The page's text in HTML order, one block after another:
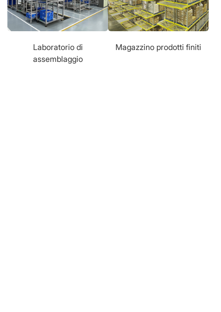
Laboratorio di
assemblaggio
Magazzino prodotti finiti